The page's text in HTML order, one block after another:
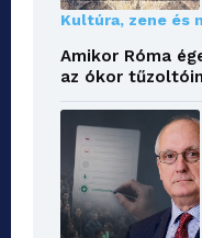
Kultúra, zene és
Amikor Róma
az ókor